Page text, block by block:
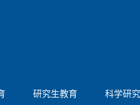
研究生教育 科学研究